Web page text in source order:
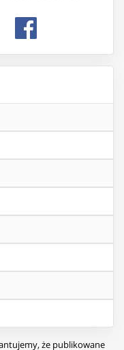
że publikowane